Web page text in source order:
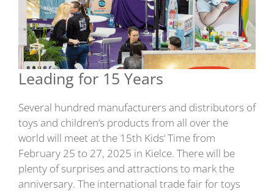
Leading for 15 Years
Several hundred manufacturers and distributors of
toys and children‘s products from all over the
world will meet at the 15th Kids‘ Time from
February 25 to 27, 2025 in Kielce. There will be
plenty of surprises and attractions to mark the
anniversary. The international trade fair for toys